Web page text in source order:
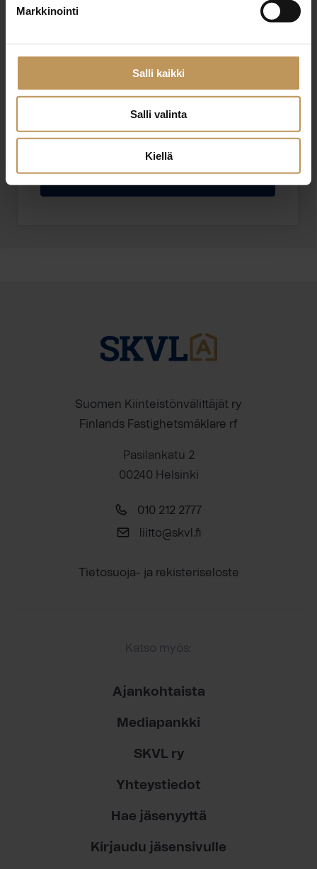
Markkinointi
Salli kaikki
Salli valinta
Kiellä
Suomen Kiinteistönvälittäjät ry
Finlands Fastighetsmäklare rf
Pasilankatu 2
00240 Helsinki
010 212 2777
liitto@skvl.fi
Tietosuoja- ja rekisteriseloste
Katso myös:
Ajankohtaista
Mediapankki
SKVL ry
Yhteystiedot
Hae jäsenyyttä
Kirjaudu jäsensivulle